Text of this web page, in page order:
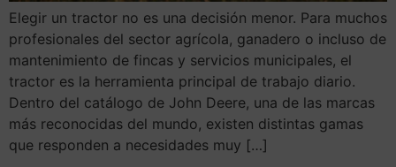
Elegir un tractor no es una decisión menor. Para muchos
profesionales del sector agrícola, ganadero o incluso de
mantenimiento de fincas y servicios municipales, el
tractor es la herramienta principal de trabajo diario.
Dentro del catálogo de John Deere, una de las marcas
más reconocidas del mundo, existen distintas gamas
que responden a necesidades muy […]